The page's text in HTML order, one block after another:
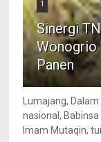
1
Sinergi
Wonogrio
Panen
Lumajang,
nasional,
Imam Mutaqin,